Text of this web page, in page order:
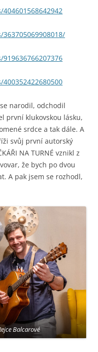
narodil, odchodil
první klukovskou lásku,
srdce a tak dále. A
svůj první autorský
NA TURNÉ vznikl z
že bych po dvou
A pak jsem se rozhodl,
Balcarové